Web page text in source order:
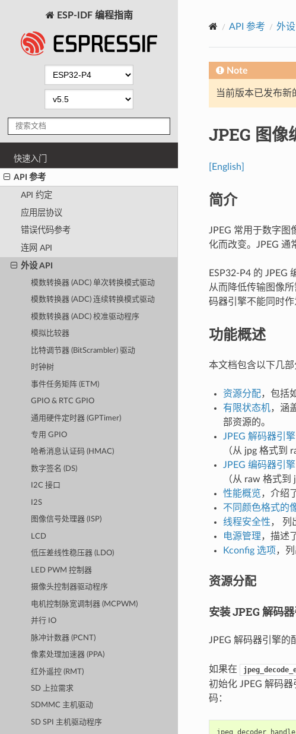
ESP-IDF 编程指南
快速入门
API 参考
API 约定
应用层协议
错误代码参考
连网 API
外设 API
模数转换器 (ADC) 单次转换模式驱动
模数转换器 (ADC) 连续转换模式驱动
模数转换器 (ADC) 校准驱动程序
模拟比较器
比特调节器 (BitScrambler) 驱动
时钟树
事件任务矩阵 (ETM)
GPIO & RTC GPIO
通用硬件定时器 (GPTimer)
专用 GPIO
哈希消息认证码 (HMAC)
数字签名 (DS)
I2C 接口
I2S
图像信号处理器 (ISP)
LCD
低压差线性稳压器 (LDO)
LED PWM 控制器
摄像头控制器驱动程序
电机控制脉宽调制器 (MCPWM)
并行 IO
脉冲计数器 (PCNT)
像素处理加速器 (PPA)
红外遥控 (RMT)
SD 上拉需求
SDMMC 主机驱动
SD SPI 主机驱动程序
API 参考 外设
Note
当前版本已发布新
JPEG 图像
[English]
简介
JPEG 常用于数字图
化而改变。JPEG 通
ESP32-P4 的 JPEG
从而降低传输图像
码器引擎不能同时作
功能概述
本文档包含以下几部
资源分配，包括
有限状态机，涵
部资源的。
JPEG 解码器引擎
（从 jpg 格式到
JPEG 编码器引擎
（从 raw 格式到
性能概览 ，介绍
不同颜色格式的
线程安全性， 列
电源管理，描述
Kconfig 选项，
资源分配
安装 JPEG 解码
JPEG 解码器引擎的
如果在
初始化 JPEG 解码
码：